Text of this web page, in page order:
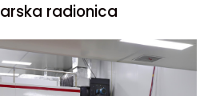
radionica